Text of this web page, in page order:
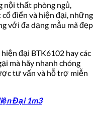
nội thất phòng ngủ,
điển và hiện đại, những
với đa dạng mẫu mã đẹp
đại BTK6102 hay các
mà hãy nhanh chóng
tư vấn và hỗ trợ miễn
Đại 1m3